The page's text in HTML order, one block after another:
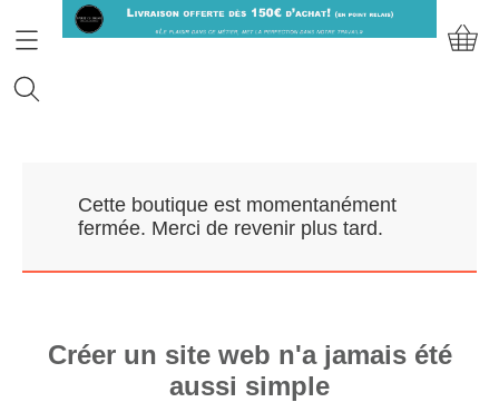
Prendre RDV
Nos Marques
Contact
Cette boutique est momentanément
fermée. Merci de revenir plus tard.
Créer un site web n'a jamais été
aussi simple